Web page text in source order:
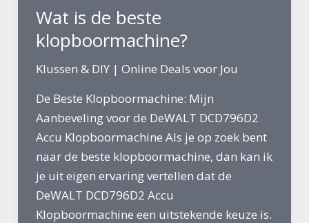
Wat is de beste
klopboormachine?
Klussen & DIY| Online Deals voor Jou
De Beste Klopboormachine: Mijn
Aanbeveling voor de DeWALT DCD796D2
Accu Klopboormachine Als je op zoek bent
naar de beste klopboormachine, dan kan ik
je uit eigen ervaring vertellen dat de
DeWALT DCD796D2 Accu
Klopboormachine een uitstekende keuze is.